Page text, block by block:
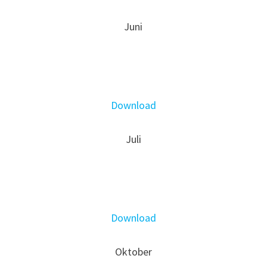
Juni
Download
Juli
Download
Oktober